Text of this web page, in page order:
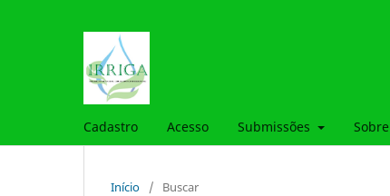
Cadastro Acesso Submissões Sobre
Início / Buscar